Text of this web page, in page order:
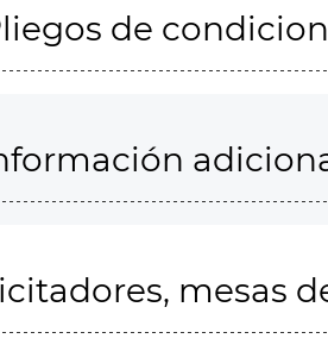
de
mesas